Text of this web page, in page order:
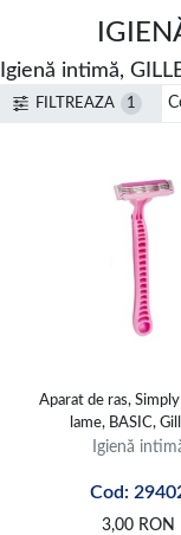
Igienă intimă,
FILTREAZA 1
Aparat de ras,
lame, BASIC,
Igienă
Cod:
3,00 RON